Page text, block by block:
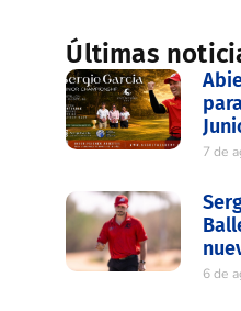
Últimas
7 de
6 de